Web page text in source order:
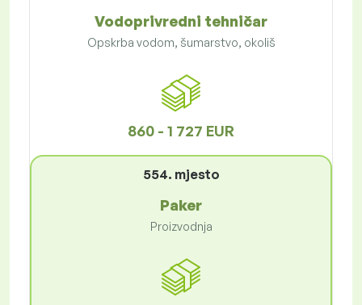
Vodoprivredni tehničar
Opskrba vodom, šumarstvo, okoliš
860 - 1 727 EUR
554. mjesto
Paker
Proizvodnja